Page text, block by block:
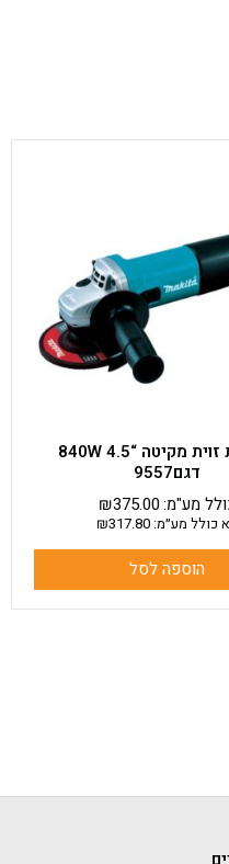
משחזת זוית מקיטה “4.5 840W
דגם9557
₪375.00מע"מ:
כולל מע״מ: ₪317.80
הוספה לסל